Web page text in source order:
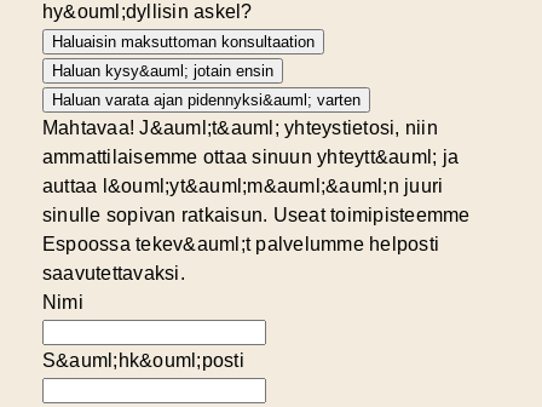
hy&ouml;dyllisin askel?
Haluaisin maksuttoman konsultaation
Haluan kysy&auml; jotain ensin
Haluan varata ajan pidennyksi&auml; varten
Mahtavaa! J&auml;t&auml; yhteystietosi, niin
ammattilaisemme ottaa sinuun yhteytt&auml; ja
auttaa l&ouml;yt&auml;m&auml;&auml;n juuri
sinulle sopivan ratkaisun. Useat toimipisteemme
Espoossa tekev&auml;t palvelumme helposti
saavutettavaksi.
Nimi
S&auml;hk&ouml;posti